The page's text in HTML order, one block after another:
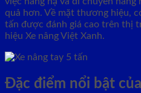
quả hơn. Về mặt thương hiệu,
tấn được đánh giá cao trên thị
hiệu Xe nâng Việt Xanh.
Đặc điểm nổi bật